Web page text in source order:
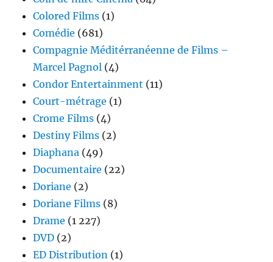
Colored Films (1)
Comédie (681)
Compagnie Méditérranéenne de Films –
Marcel Pagnol (4)
Condor Entertainment (11)
Court-métrage (1)
Crome Films (4)
Destiny Films (2)
Diaphana (49)
Documentaire (22)
Doriane (2)
Doriane Films (8)
Drame (1 227)
DVD (2)
ED Distribution (1)